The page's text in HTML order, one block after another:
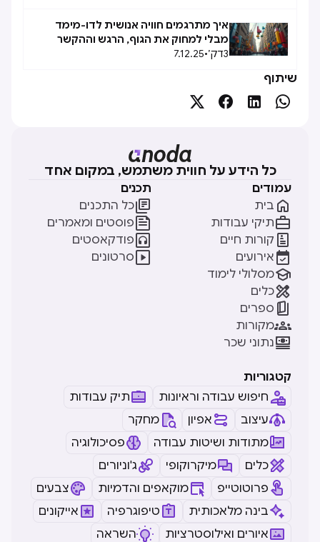
איך מתרגמים חוויה אנושית לדו-מימד
מבלי למחוק את הגוף, הרגש וההקשר
המקורי שלה
3דק׳•
7.12.25
שיתוף




כל הידע על חווית משתמש, במקום אחד
עמודים
בית 
תיקי עבודות
קורות חיים 
אירועים 
מסלולי לימוד
כלים
ספרים 
מקורות
נתוני שכר
תכנים
כל התכנים
פוסטים ומאמרים
פודקאסטים
סרטונים
קטגוריות
חיפוש עבודה וראיונות
תיק עבודות
עיצוב
אפיון
מחקר
מתודות ושיטות עבודה
פסיכולוגיה
כלים
מיקרוקופי
ג'וניורים
פרוטוטייפ
מוקאפים והדמיות
צבעים
בינה מלאכותית
טיפוגרפיה
אייקונים
איורים ואילוסטרציות
השראה